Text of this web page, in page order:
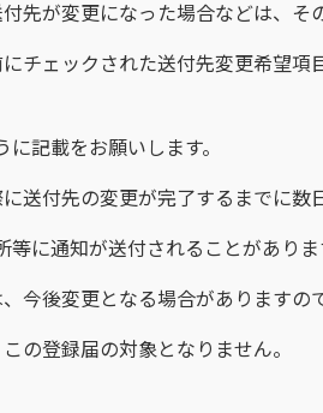
先が変更になった場合などは、そ
にチェックされた送付先変更希望
載をお願いします。
送付先の変更が完了するまでに数
通知が送付されることがありま
今後変更となる場合がありますの
の登録届の対象となりません。